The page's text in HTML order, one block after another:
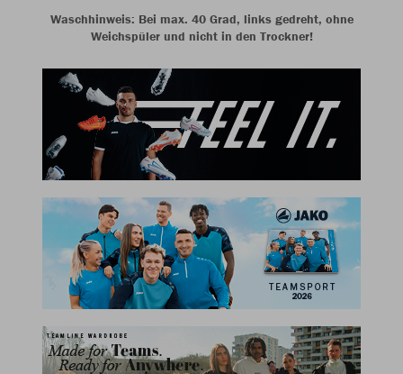
Waschhinweis: Bei max. 40 Grad, links gedreht, ohne
Weichspüler und nicht in den Trockner!